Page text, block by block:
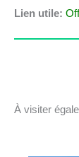
Lien utile:
À visiter